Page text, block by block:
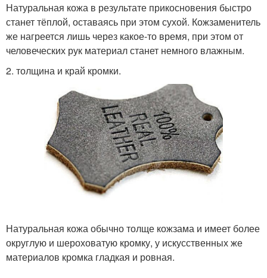
Натуральная кожа в результате прикосновения быстро
станет тёплой, оставаясь при этом сухой. Кожзаменитель
же нагреется лишь через какое-то время, при этом от
человеческих рук материал станет немного влажным.
2. толщина и край кромки.
Натуральная кожа обычно толще кожзама и имеет более
округлую и шероховатую кромку, у искусственных же
материалов кромка гладкая и ровная.